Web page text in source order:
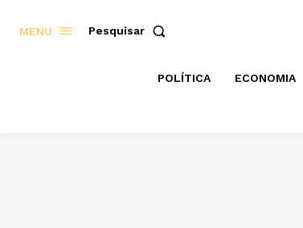
MENU Pesquisar
POLÍTICA ECONOMIA